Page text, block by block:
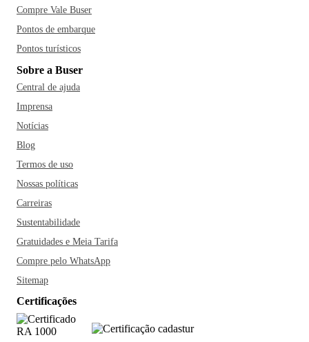
Compre Vale Buser
Pontos de embarque
Pontos turísticos
Sobre a Buser
Central de ajuda
Imprensa
Notícias
Blog
Termos de uso
Nossas políticas
Carreiras
Sustentabilidade
Gratuidades e Meia Tarifa
Compre pelo WhatsApp
Sitemap
Certificações